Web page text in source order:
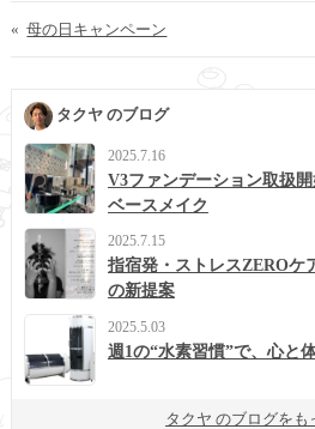
« 母の日キャンペーン
タクヤ のブログ
2025.7.16
V3ファンデーション取扱
ベースメイク
2025.7.15
指宿発・ストレスZEROケ
の新提案
2025.5.03
週1の“水素習慣”で、心と
タクヤ のブログをも